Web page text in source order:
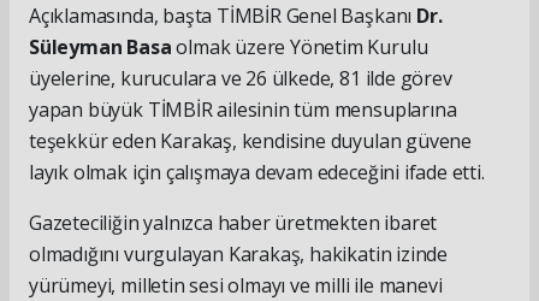
Açıklamasında, başta TİMBİR Genel Başkanı Dr.
Süleyman Basaolmak üzere Yönetim Kurulu
üyelerine, kuruculara ve 26 ülkede, 81 ilde görev
yapan büyük TİMBİR ailesinin tüm mensuplarına
teşekkür eden Karakaş, kendisine duyulan güvene
layık olmak için çalışmaya devam edeceğini ifade etti.
Gazeteciliğin yalnızca haber üretmekten ibaret
olmadığını vurgulayan Karakaş, hakikatin izinde
yürümeyi, milletin sesi olmayı ve milli ile manevi